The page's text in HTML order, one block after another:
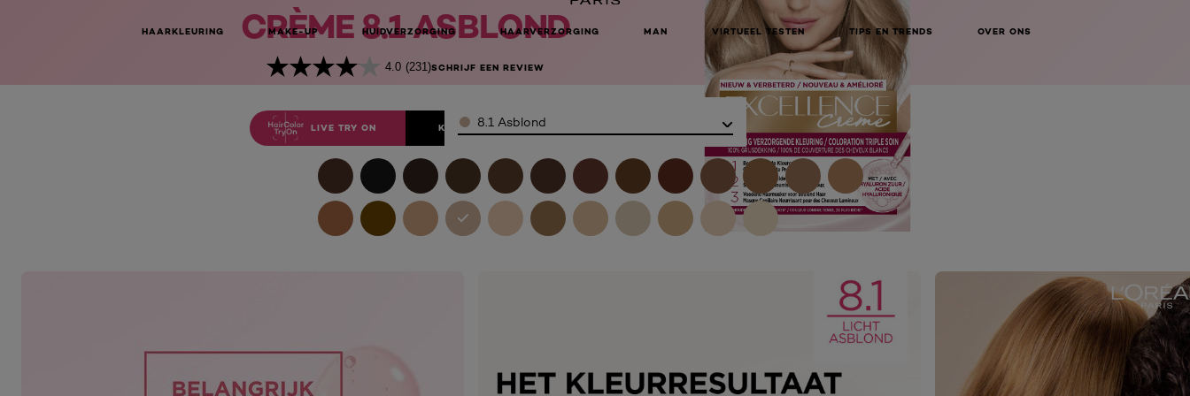
HAARKLEURING MAKE-UP HUIDVERZORGING HAARVERZORGING MAN VIRTUEEL TESTEN TIPS EN TRENDS OVER ONS
CRÈME 8.1 ASBLOND
4.0 (231)SCHRIJF EEN REVIEW
LIVE TRY ON KOOP ONLINE BIJ
Color8.1 Asblond
NEXT CARD